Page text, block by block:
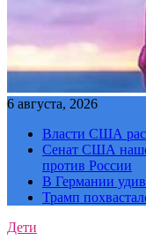
6 августа, 2026
Власти США
Сенат США
против России
В Германии
Трамп
Дети